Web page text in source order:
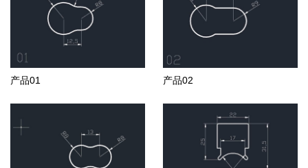
产品01 产品02